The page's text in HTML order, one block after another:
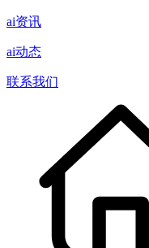
ai资讯
ai动态
联系我们